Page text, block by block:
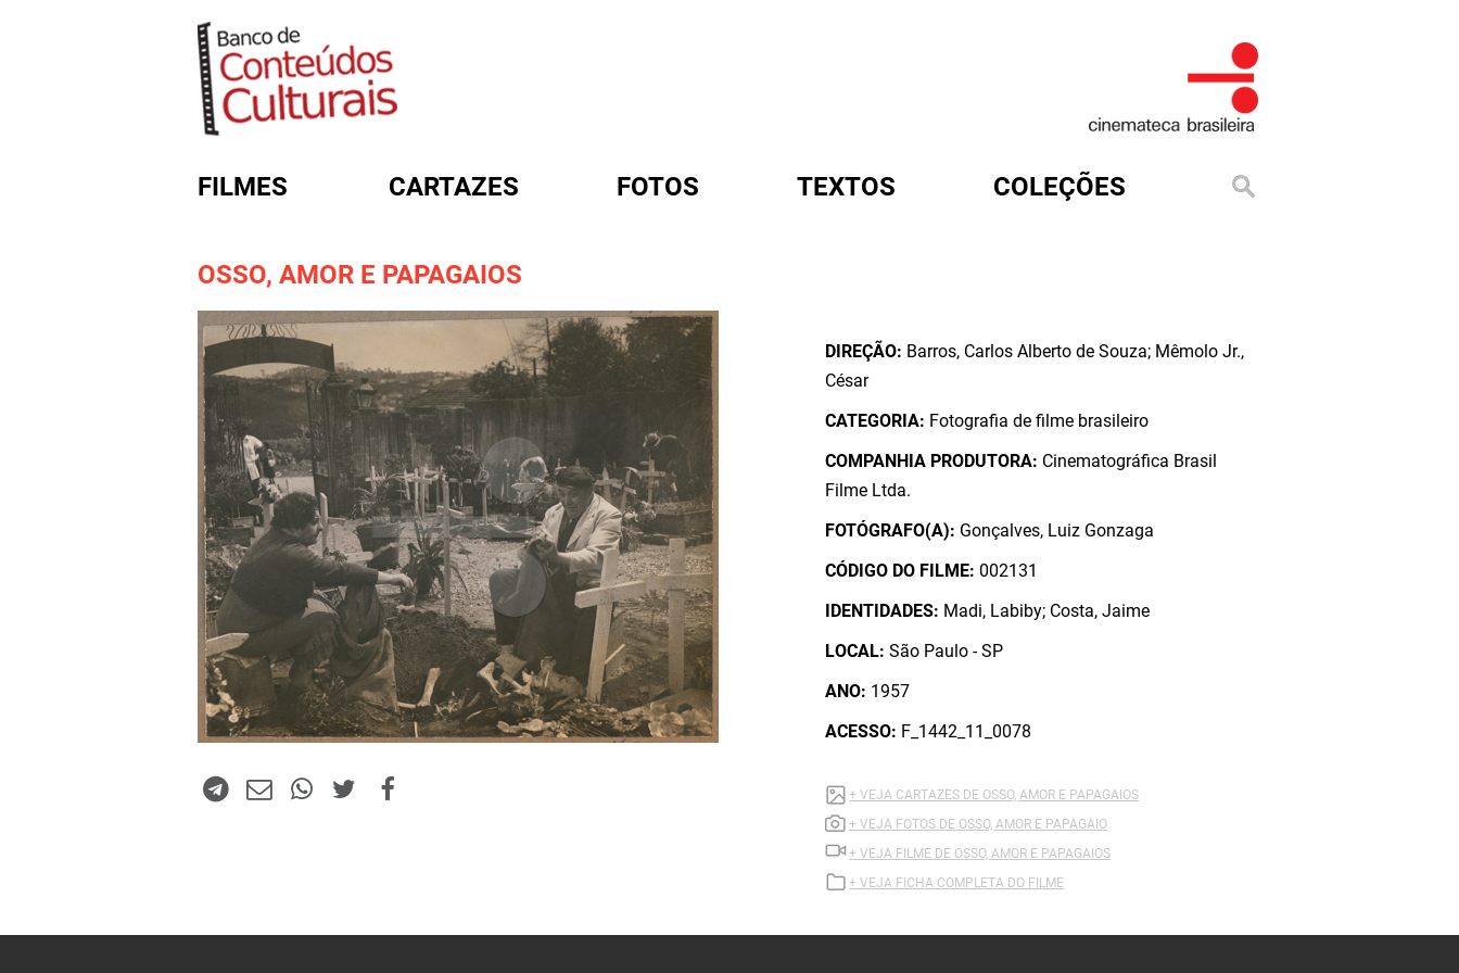
FILMES CARTAZES FOTOS TEXTOS COLEÇÕES
OSSO, AMOR E PAPAGAIOS
DIREÇÃO: Barros, Carlos Alberto de Souza; Mêmolo Jr.,
César
CATEGORIA: Fotografia de filme brasileiro
COMPANHIA PRODUTORA: Cinematográfica Brasil
Filme Ltda.
FOTÓGRAFO(A): Gonçalves, Luiz Gonzaga
CÓDIGO DO FILME:002131
IDENTIDADES: Madi, Labiby; Costa, Jaime
LOCAL:São Paulo - SP
ANO: 1957
ACESSO: F_1442_11_0078
+ VEJA CARTAZES DE OSSO, AMOR E PAPAGAIOS
+ VEJA FOTOS DE OSSO, AMOR E PAPAGAIO
+ VEJA FILME DE OSSO, AMOR E PAPAGAIOS
+ VEJA FICHA COMPLETA DO FILME
FORMULÁRIO DE BUSCA